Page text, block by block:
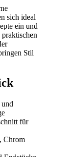
sich ideal
ein und
Stil
für
Chrom